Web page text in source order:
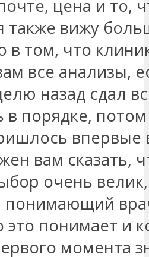
цена и то,
также вижу
в том, что
все анализы,
назад сдал
в порядке,
впервые
вам сказать,
очень
понимающий
понимает и
момента